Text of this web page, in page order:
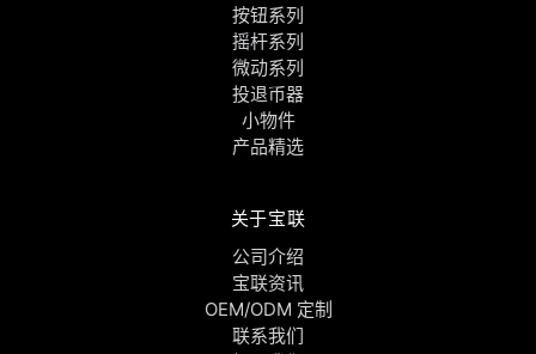
按钮系列
摇杆系列
微动系列
投退币器
小物件
产品精选
关于宝联
公司介绍
宝联资讯
OEM/ODM 定制
联系我们